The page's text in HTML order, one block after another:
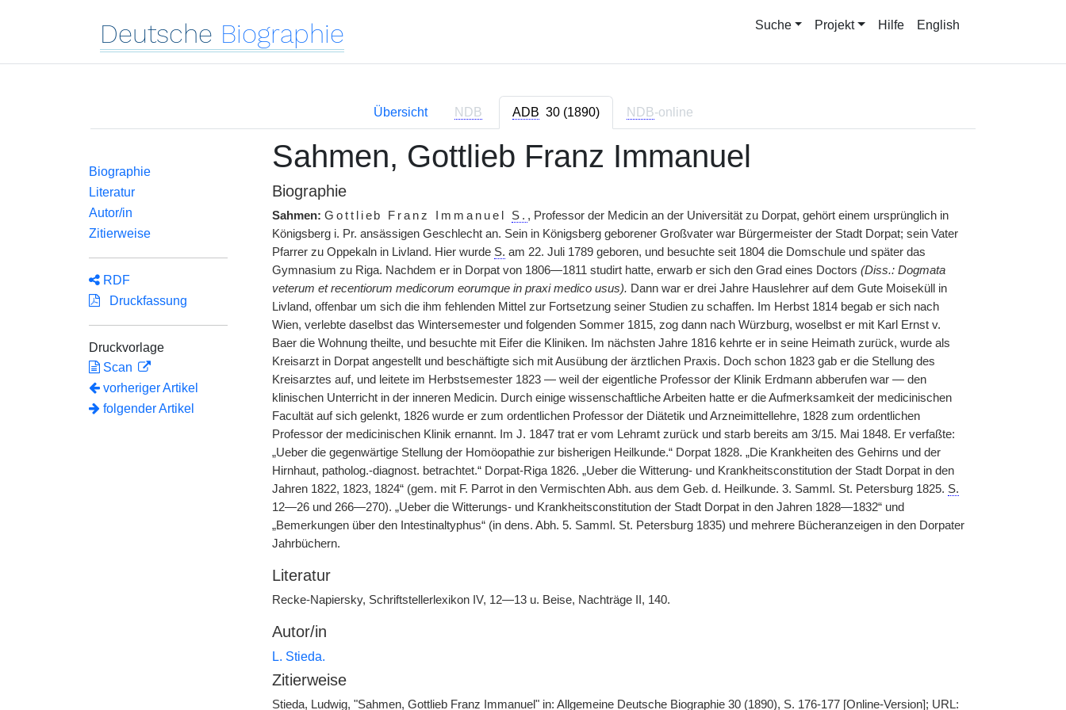
Deutsche Biographie Suche Projekt Hilfe English
Übersicht NDB ADB 30 (1890) NDB-online
Biographie
Literatur
Autor/in
Zitierweise
RDF
Druckfassung
Druckvorlage
Scan
vorheriger Artikel
folgender Artikel
Sahmen, Gottlieb Franz Immanuel
Biographie
Sahmen: Gottlieb Franz Immanuel S. , Professor der Medicin an der Universität zu Dorpat, gehört einem ursprünglich in
Königsberg i. Pr. ansässigen Geschlecht an. Sein in Königsberg geborener Großvater war Bürgermeister der Stadt Dorpat; sein Vater
Pfarrer zu Oppekaln in Livland. Hier wurde S. am 22. Juli 1789 geboren, und besuchte seit 1804 die Domschule und später das
Gymnasium zu Riga. Nachdem er in Dorpat von 1806—1811 studirt hatte, erwarb er sich den Grad eines Doctors (Diss.: Dogmata
veterum et recentiorum medicorum eorumque in praxi medico usus). Dann war er drei Jahre Hauslehrer auf dem Gute Moiseküll in
Livland, offenbar um sich die ihm fehlenden Mittel zur Fortsetzung seiner Studien zu schaffen. Im Herbst 1814 begab er sich nach
Wien, verlebte daselbst das Wintersemester und folgenden Sommer 1815, zog dann nach Würzburg, woselbst er mit Karl Ernst v.
Baer die Wohnung theilte, und besuchte mit Eifer die Kliniken. Im nächsten Jahre 1816 kehrte er in seine Heimath zurück, wurde als
Kreisarzt in Dorpat angestellt und beschäftigte sich mit Ausübung der ärztlichen Praxis. Doch schon 1823 gab er die Stellung des
Kreisarztes auf, und leitete im Herbstsemester 1823 — weil der eigentliche Professor der Klinik Erdmann abberufen war — den
klinischen Unterricht in der inneren Medicin. Durch einige wissenschaftliche Arbeiten hatte er die Aufmerksamkeit der medicinischen
Facultät auf sich gelenkt, 1826 wurde er zum ordentlichen Professor der Diätetik und Arzneimittellehre, 1828 zum ordentlichen
Professor der medicinischen Klinik ernannt. Im J. 1847 trat er vom Lehramt zurück und starb bereits am 3/15. Mai 1848. Er verfaßte:
„Ueber die gegenwärtige Stellung der Homöopathie zur bisherigen Heilkunde.“ Dorpat 1828. „Die Krankheiten des Gehirns und der
Hirnhaut, patholog.-diagnost. betrachtet.“ Dorpat-Riga 1826. „Ueber die Witterung- und Krankheitsconstitution der Stadt Dorpat in den
Jahren 1822, 1823, 1824“ (gem. mit F. Parrot in den Vermischten Abh. aus dem Geb. d. Heilkunde. 3. Samml. St. Petersburg 1825. S.
12—26 und 266—270). „Ueber die Witterungs- und Krankheitsconstitution der Stadt Dorpat in den Jahren| 1828—1832“ und
„Bemerkungen über den Intestinaltyphus“ (in dens. Abh. 5. Samml. St. Petersburg 1835) und mehrere Bücheranzeigen in den Dorpater
Jahrbüchern.
Literatur
Recke-Napiersky, Schriftstellerlexikon IV, 12—13 u. Beise, Nachträge II, 140.
Autor/in
L. Stieda.
Zitierweise
Stieda, Ludwig, "Sahmen, Gottlieb Franz Immanuel" in: Allgemeine Deutsche Biographie 30 (1890), S. 176-177 [Online-Version]; URL: